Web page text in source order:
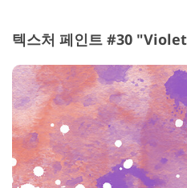
텍스처 페인트 #30